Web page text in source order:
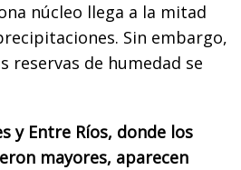
núcleo llega a la mitad
Sin embargo,
reservas de humedad se
y Entre Ríos, donde los
mayores, aparecen